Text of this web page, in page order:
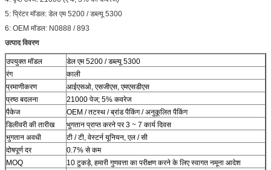
5: प्रिंटर मॉडल: डेल एम 5200 / डब्ल्यू 5300
6: OEM मॉडल: N0888 / 893
उत्पाद विवरण
उपयुक्त मॉडल
डेल एम 5200 / डब्ल्यू 5300
रंग
काली
प्रमाणीकरण
आईएसओ, एसजीएस, एमएसडीएस
प्रष्ठ बदलना
21000 पेज; 5% कवरेज
पैकेज
OEM / तटस्थ / ब्रांड पैकिंग / अनुकूलित पैकिंग
डिलीवरी की तारीख
भुगतान प्राप्त करने पर 3 ~ 7 कार्य दिवस
भुगतान अवधी
टी / टी, वेस्टर्न यूनियन, एल / सी
दोषपूर्ण दर
0.7% से कम
MOQ
10 टुकड़े, हमारी गुणवत्ता का परीक्षण करने के लिए स्वागत नमूना आदेश